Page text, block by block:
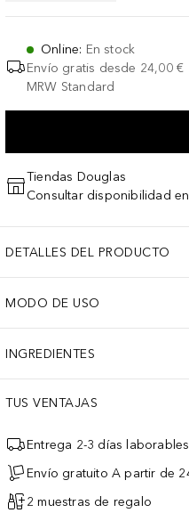
Online: En stock
Envío gratis desde 24,00 €
MRW Standard
Tiendas Douglas
Consultar disponibilidad
DETALLES DEL PRODUCTO
MODO DE USO
INGREDIENTES
TUS VENTAJAS
Entrega 2-3 días laborables
Envío gratuito A partir de
2 muestras de regalo